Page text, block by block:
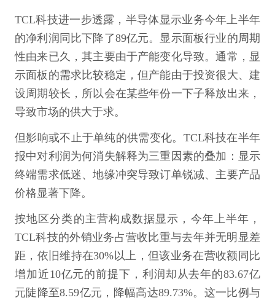
TCL科技进一步透露，半导体显示业务今年上半年
的净利润同比下降了89亿元。显示面板行业的周期
性由来已久，其主要由于产能变化导致。通常，显
示面板的需求比较稳定，但产能由于投资很大、建
设周期较长，所以会在某些年份一下子释放出来，
导致市场的供大于求。
但影响或不止于单纯的供需变化。TCL科技在半年
报中对利润为何消失解释为三重因素的叠加：显示
终端需求低迷、地缘冲突导致订单锐减、主要产品
价格显著下降。
按地区分类的主营构成数据显示，今年上半年，
TCL科技的外销业务占营收比重与去年并无明显差
距，依旧维持在30%以上，但该业务在营收额同比
增加近10亿元的前提下，利润却从去年的83.67亿
元陡降至8.59亿元，降幅高达89.73%。这一比例与